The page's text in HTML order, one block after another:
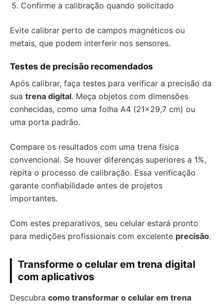
Confirme a calibração quando solicitado
Evite calibrar perto de campos magnéticos ou
metais, que podem interferir nos sensores.
Testes de precisão recomendados
Após calibrar, faça testes para verificar a precisão da
sua trena digital. Meça objetos com dimensões
conhecidas, como uma folha A4 (21×29,7 cm) ou
uma porta padrão.
Compare os resultados com uma trena física
convencional. Se houver diferenças superiores a 1%,
repita o processo de calibração. Essa verificação
garante confiabilidade antes de projetos
importantes.
Com estes preparativos, seu celular estará pronto
para medições profissionais com excelente precisão.
Transforme o celular em trena digital
com aplicativos
Descubra como transformar o celular em trena